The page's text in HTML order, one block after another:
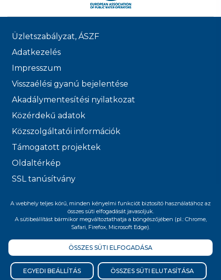
Üzletszabályzat, ÁSZF
Adatkezelés
Impresszum
Visszaélési gyanú bejelentése
Akadálymentesítési nyilatkozat
Közérdekű adatok
Közszolgáltatói információk
Támogatott projektek
Oldaltérkép
SSL tanúsítvány
© 2026 FŐVÁROSI
VÍZMŰVEK
Felnőttképzési nyilvántartási szám:
B/2020/005400
A webhely teljes körű, minden kényelmi funkciót biztosító használatához az
összes süti elfogadását javasoljuk.
A sütibeállítást bármikor megváltoztathatja a böngészőjében (pl.: Chrome,
Safari, Firefox, Microsoft Edge).
ÖSSZES SÜTI ELFOGADÁSA
EGYEDI BEÁLLÍTÁS ÖSSZES SÜTI ELUTASÍTÁSA